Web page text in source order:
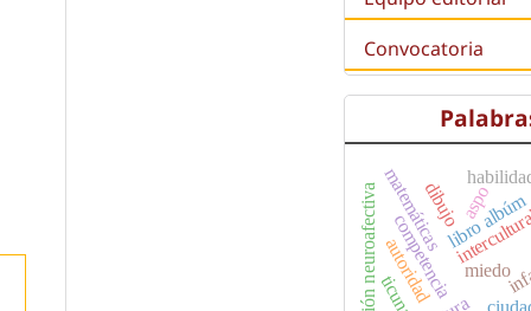
Convocatoria
competencia miedo
matemáticaslibro albúm
educación neuroafectivaautoridad
aspo
dibujo
ticuna